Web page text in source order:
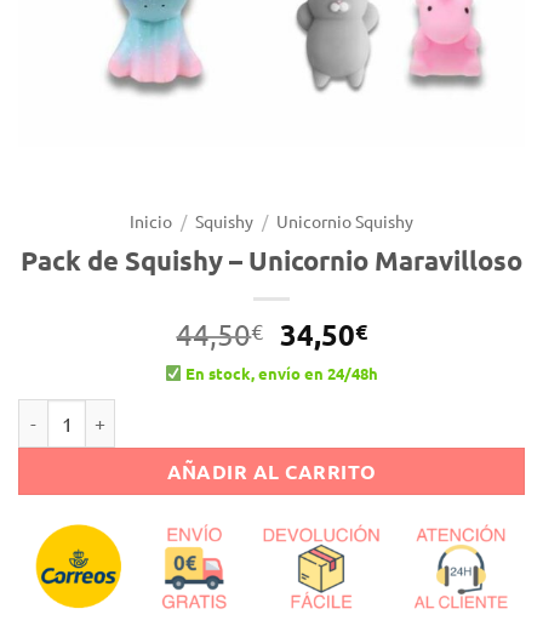
Inicio / Squishy / Unicornio Squishy
Pack de Squishy – Unicornio Maravilloso
44,50€ El
precio
original
44,50€.
34,50€El
precio
actual
34,50€.
En stock, envío en 24/48h
AÑADIR AL CARRITO